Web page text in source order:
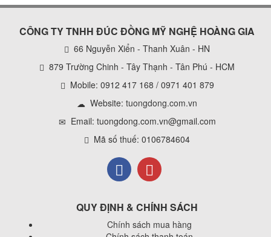
CÔNG TY TNHH ĐÚC ĐỒNG MỸ NGHỆ HOÀNG GIA
66 Nguyễn Xiển - Thanh Xuân - HN
879 Trường Chinh - Tây Thạnh - Tân Phú - HCM
Mobile: 0912 417 168 / 0971 401 879
Website: tuongdong.com.vn
Email: tuongdong.com.vn@gmail.com
Mã số thuế: 0106784604
QUY ĐỊNH & CHÍNH SÁCH
Chính sách mua hàng